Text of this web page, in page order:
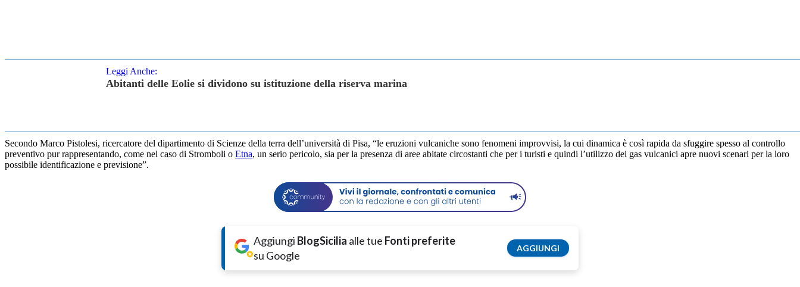
Leggi Anche:
Abitanti delle Eolie si dividono su istituzione della riserva marina
Secondo Marco Pistolesi, ricercatore del dipartimento di Scienze della terra dell’università di Pisa, “le eruzioni vulcaniche sono fenomeni improvvisi, la cui dinamica è così rapida da sfuggire spesso al controllo
preventivo pur rappresentando, come nel caso di Stromboli o Etna, un serio pericolo, sia per la presenza di aree abitate circostanti che per i turisti e quindi l’utilizzo dei gas vulcanici apre nuovi scenari per la loro
possibile identificazione e previsione”.
Aggiungi BlogSicilia alle tue Fonti preferite
su Google
AGGIUNGI